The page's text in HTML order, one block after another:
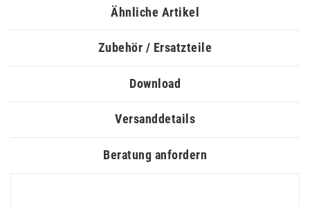
Ähnliche Artikel
Zubehör / Ersatzteile
Download
Versanddetails
Beratung anfordern